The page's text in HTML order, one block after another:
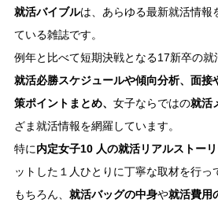
就活バイブルは、あらゆる最新就活情報
ている雑誌です。
例年と比べて短期決戦となる17新卒の就
就活必勝スケジュールや傾向分析、面接
策ポイントまとめ、 女子ならではの就活
ざま就活情報を網羅しています。
特に内定女子10 人の就活リアルストー
ットした１人ひとりに丁寧な取材を行っ
もちろん、 就活バッグの中身や就活費用